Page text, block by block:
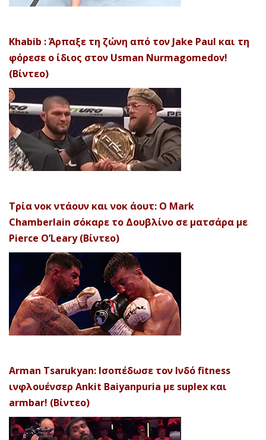
Khabib : Άρπαξε τη ζώνη από τον Jake Paul και τη
φόρεσε ο ίδιος στον Usman Nurmagomedov!
(Βίντεο)
Τρία νοκ ντάουν και νοκ άουτ: Ο Mark
Chamberlain σόκαρε το Δουβλίνο σε ματσάρα με
Pierce O’Leary (Βίντεο)
Arman Tsarukyan: Ισοπέδωσε τον Ινδό fitness
ινφλουένσερ Ankit Baiyanpuria με suplex και
armbar! (Βίντεο)